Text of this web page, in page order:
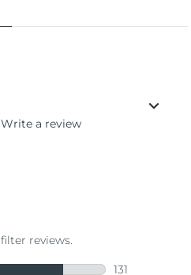
Write a review